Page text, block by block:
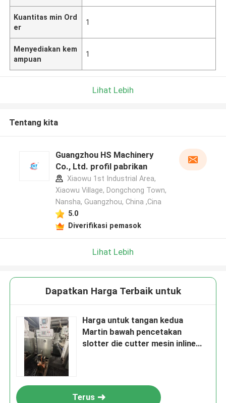
Kuantitas min Ord
er
1
Menyediakan kem
ampuan
1
Lihat Lebih
Tentang kita
Guangzhou HS Machinery
Co., Ltd. profil pabrikan
Xiaowu 1st Industrial Area,
Xiaowu Village, Dongchong Town,
Nansha, Guangzhou, China ,Cina
5.0
Diverifikasi pemasok
Lihat Lebih
Dapatkan Harga Terbaik untuk
Harga untuk tangan kedua
Martin bawah pencetakan
slotter die cutter mesin inline
Terus